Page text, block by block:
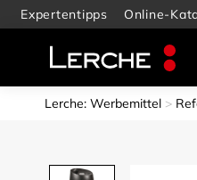
Expertentipps Online-
Lerche: Werbemittel